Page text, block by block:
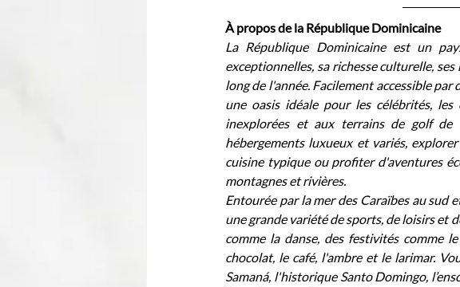
À propos de la République Dominicaine
La République Dominicaine est un
exceptionnelles, sa richesse culturelle,
long de l'année. Facilement accessible
une oasis idéale pour les célébrités,
inexplorées et aux terrains de golf de
hébergements luxueux et variés,
cuisine typique ou profiter d'aventures
montagnes et rivières.
Entourée par la mer des Caraïbes au
une grande variété de sports, de loisirs et
comme la danse, des festivités comme
chocolat, le café, l'ambre et le larimar.
Samaná, l'historique Santo Domingo,